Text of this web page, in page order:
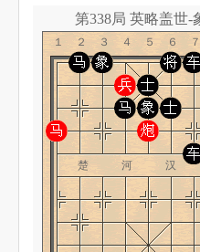
第338局 英略盖世-
１２３４５６
楚 河 汉